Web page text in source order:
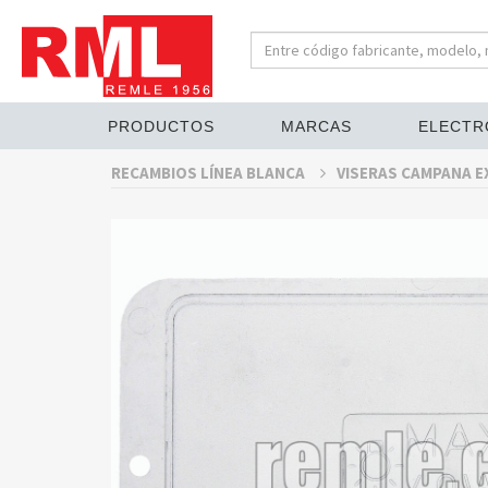
PRODUCTOS MARCAS
RECAMBIOS LÍNEA BLANCA VISERAS CAMPANA